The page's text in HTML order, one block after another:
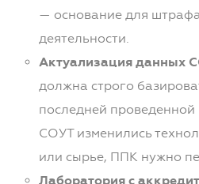
— основание для
деятельности.
Актуализация данных
должна строго
последней
СОУТ изменились
или сырье, ППК нужно